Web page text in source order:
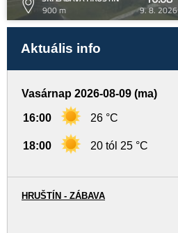
900 m
9. 8. 2026
Aktuális info
Vasárnap 2026-08-09 (ma)
16:00 26 °C
18:00 20 tól 25 °C
HRUŠTÍN - ZÁBAVA